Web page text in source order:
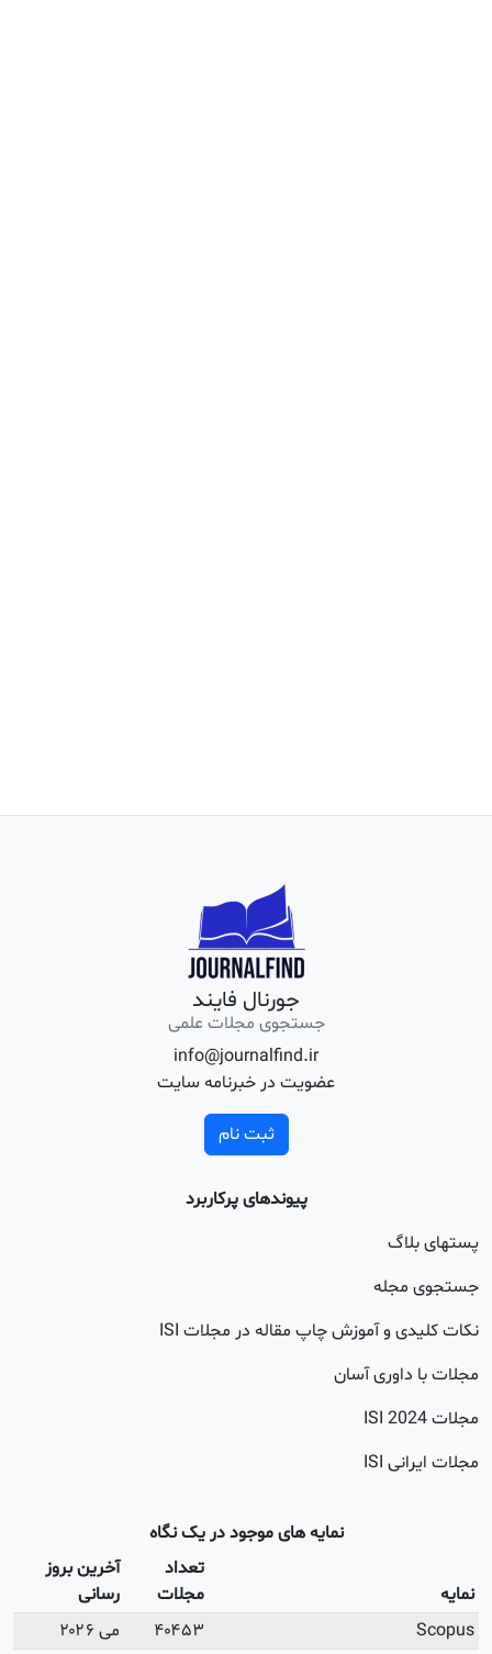
رسانی
می ۲۰۲۶